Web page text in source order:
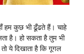
हम कुछ भी ढूँढते हैं। चाहे
है। हो सकता है तुम भी
ये दिखाता है कि गूगल